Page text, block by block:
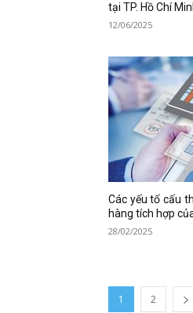
tại TP. Hồ Chí
12/06/2025
Các yếu tố cấu
hàng tích hợp
28/02/2025
1 2